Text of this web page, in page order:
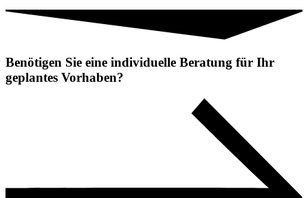
Benötigen Sie eine individuelle Beratung für Ihr
geplantes Vorhaben?